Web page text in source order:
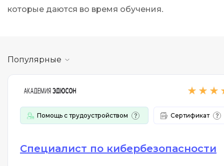
которые даются во время обучения.
Популярные
Помощь с трудоустройством Сертификат
Специалист по кибербезопасности